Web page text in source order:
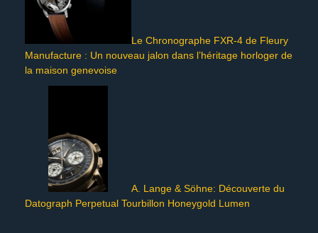
Le Chronographe FXR-4 de Fleury
Manufacture : Un nouveau jalon dans l’héritage horloger de
la maison genevoise
A. Lange & Söhne: Découverte du
Datograph Perpetual Tourbillon Honeygold Lumen